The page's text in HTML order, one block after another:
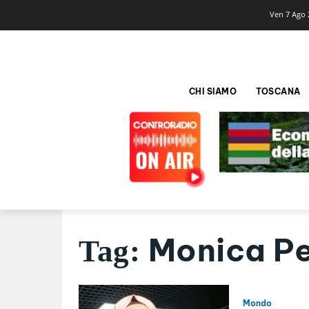
Ven 7 Ago
CHI SIAMO TOSCANA
Tag: Monica
Mondo